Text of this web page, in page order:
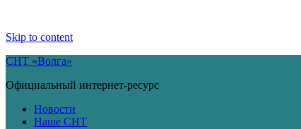
Skip to content
СНТ «Волга»
Официальный интернет-ресурс
Новости
Наше СНТ